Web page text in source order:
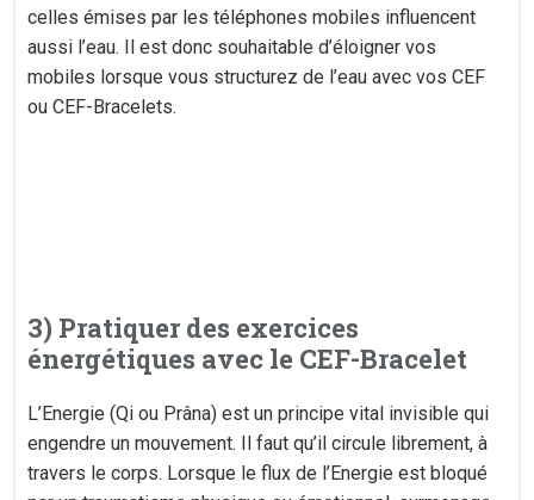
celles émises par les téléphones mobiles influencent
aussi l’eau. Il est donc souhaitable d’éloigner vos
mobiles lorsque vous structurez de l’eau avec vos CEF
ou CEF-Bracelets.
3) Pratiquer des exercices
énergétiques avec le CEF-Bracelet
L’Energie (Qi ou Prâna) est un principe vital invisible qui
engendre un mouvement. Il faut qu’il circule librement, à
travers le corps. Lorsque le flux de l’Energie est bloqué